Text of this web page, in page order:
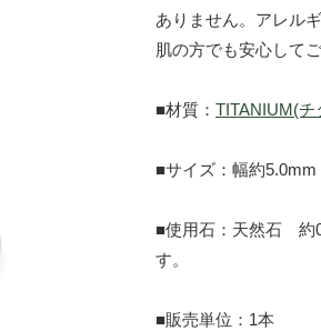
ありません。アレル
肌の方でも安心して
■材質： TITANIUM(チ
■サイズ：幅約
■使用石：天然石 約
す。
■販売単位：1本